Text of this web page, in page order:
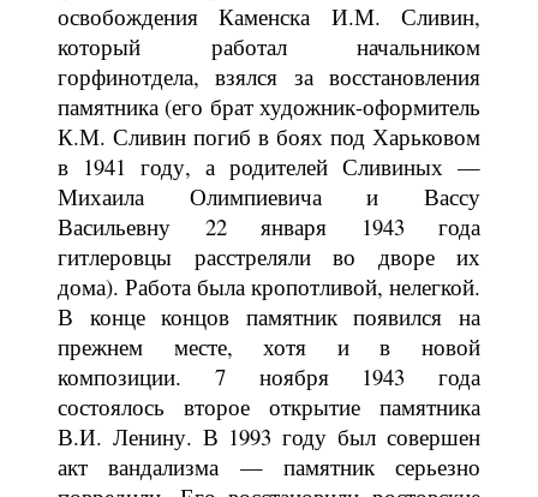
освобождения Каменска И.М. Сливин,
который работал начальником
горфинотдела, взялся за восстановления
памятника (его брат художник-оформитель
К.М. Сливин погиб в боях под Харьковом
в 1941 году, а родителей Сливиных —
Михаила Олимпиевича и Вассу
Васильевну 22 января 1943 года
гитлеровцы расстреляли во дворе их
дома). Работа была кропотливой, нелегкой.
В конце концов памятник появился на
прежнем месте, хотя и в новой
композиции. 7 ноября 1943 года
состоялось второе открытие памятника
В.И. Ленину. В 1993 году был совершен
акт вандализма — памятник серьезно